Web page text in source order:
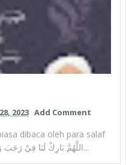
2023 Add Comment
dibaca oleh para salaf
terdahuluاللَّهُمَّ بَارِكْ لَنَا فِيْ رَجَبَ وَشَعْبَان وَبَلِّغْنَا رَمَضَان وَأَعِنَّا...